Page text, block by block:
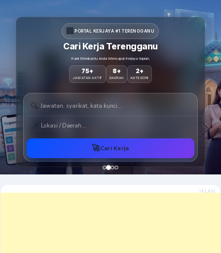
🏢PORTAL KERJAYA #1 TERENGGANU
Cari Kerja Terengganu
Kami Membantu Anda Mencapai Kerjaya Impian.
75+
JAWATAN AKTIF
8+
DAERAH
2+
KATEGORI
🔍
🚀Cari Kerja